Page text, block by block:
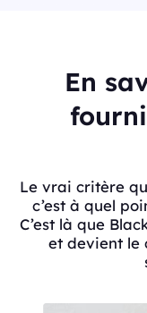
En
Le vrai critère
c’est à quel
C’est là que
et devient le